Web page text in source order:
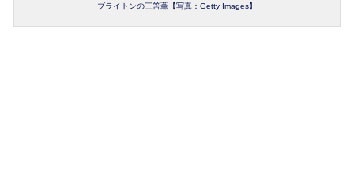
ブライトンの三笘薫【写真：Getty Images】